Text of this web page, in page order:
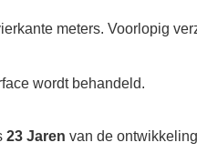
meters. Voorlopig
wordt behandeld.
23 Jaren van de